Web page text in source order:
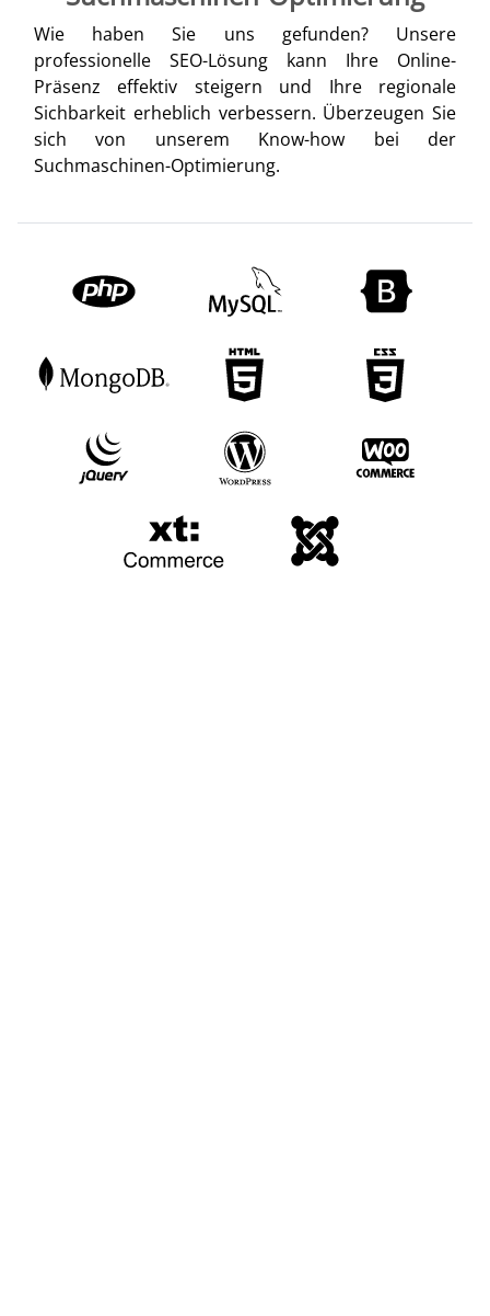
Wie haben Sie uns gefunden? Unsere
professionelle SEO-Lösung kann Ihre Online-
Präsenz effektiv steigern und Ihre regionale
Sichbarkeit erheblich verbessern. Überzeugen Sie
sich von unserem Know-how bei der
Suchmaschinen-Optimierung.